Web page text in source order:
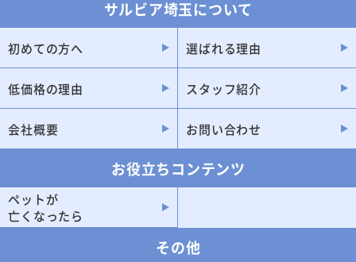
桶川市
秩父市
日高市
サルビア埼玉について
初めての方へ 選ばれる理由
低価格の理由 スタッフ紹介
会社概要 お問い合わせ
お役立ちコンテンツ
ペットが
亡くなったら
その他